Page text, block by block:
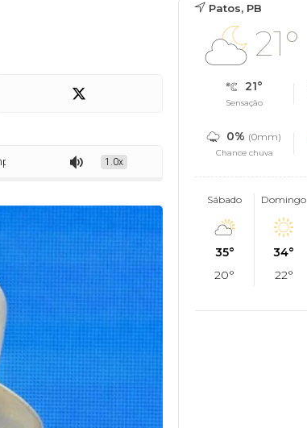
para 2/8 após maratona de inaugurações
1.0x
Patos, PB
21°
21°
Sensação
0% (0mm)
Chance chuva
Sábado
35°
20°
Domingo
34°
22°